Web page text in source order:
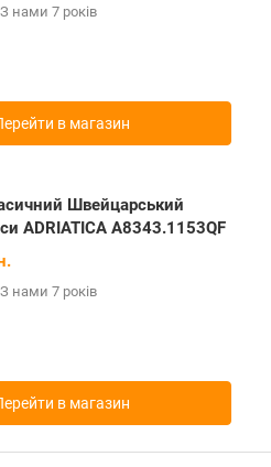
З нами 7 років
в магазин
Швейцарський
ADRIATICA A8343.1153QF
З нами 7 років
в магазин